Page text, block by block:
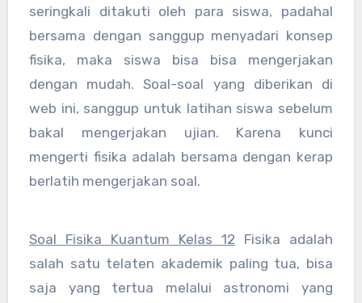
seringkali ditakuti oleh para siswa, padahal
bersama dengan sanggup menyadari konsep
fisika, maka siswa bisa bisa mengerjakan
dengan mudah. Soal-soal yang diberikan di
web ini, sanggup untuk latihan siswa sebelum
bakal mengerjakan ujian. Karena kunci
mengerti fisika adalah bersama dengan kerap
berlatih mengerjakan soal.
Soal Fisika Kuantum Kelas 12 Fisika adalah
salah satu telaten akademik paling tua, bisa
saja yang tertua melalui astronomi yang